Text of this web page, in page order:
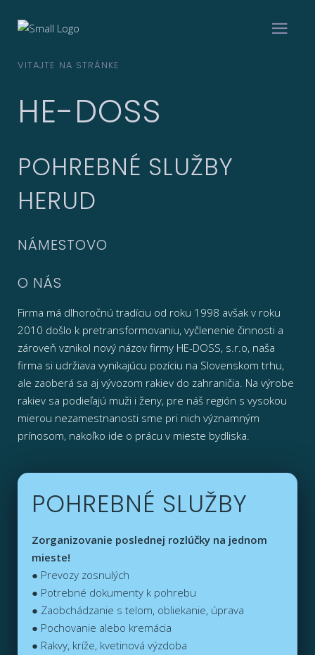
VITAJTE NA STRÁNKE
HE-DOSS
POHREBNÉ SLUŽBY
HERUD
NÁMESTOVO
O NÁS
Firma má dlhoročnú tradíciu od roku 1998 avšak v roku
2010 došlo k pretransformovaniu, vyčlenenie činnosti a
zároveň vznikol nový názov firmy HE-DOSS, s.r.o, naša
firma si udržiava vynikajúcu pozíciu na Slovenskom trhu,
ale zaoberá sa aj vývozom rakiev do zahraničia. Na výrobe
rakiev sa podieľajú muži i ženy, pre náš región s vysokou
mierou nezamestnanosti sme pri nich významným
prínosom, nakoľko ide o prácu v mieste bydliska.
POHREBNÉ SLUŽBY
Zorganizovanie poslednej rozlúčky na jednom
mieste!
● Prevozy zosnulých
● Potrebné dokumenty k pohrebu
● Zaobchádzanie s telom, obliekanie, úprava
● Pochovanie alebo kremácia
● Rakvy, kríže, kvetinová výzdoba